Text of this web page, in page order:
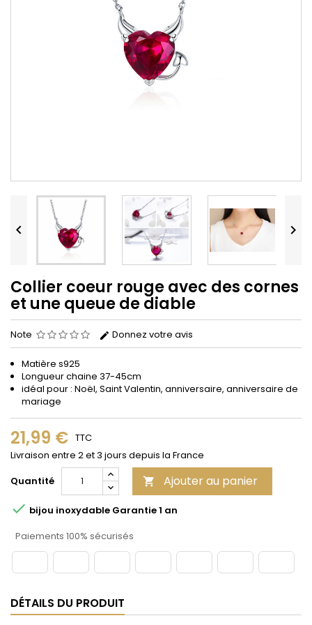
 
Collier coeur rouge avec des cornes
et une queue de diable
Note Donnez votre avis
Matière s925
Longueur chaine 37-45cm
idéal pour : Noël, Saint Valentin, anniversaire, anniversaire de
mariage
21,99 € TTC
Livraison entre 2 et 3 jours depuis la France
Quantité
 Ajouter au panier
 bijou inoxydable Garantie 1 an
Paiements 100% sécurisés
DÉTAILS DU PRODUIT